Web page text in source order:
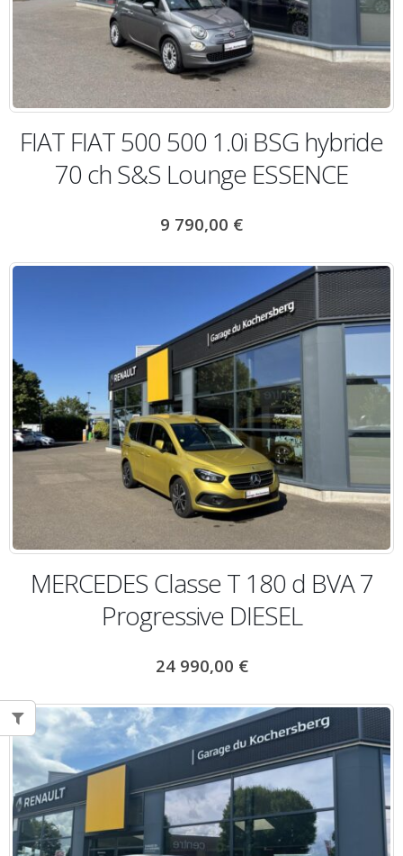
FIAT FIAT 500 500 1.0i BSG hybride
70 ch S&S Lounge ESSENCE
9 790,00 €
MERCEDES Classe T 180 d BVA 7
Progressive DIESEL
24 990,00 €